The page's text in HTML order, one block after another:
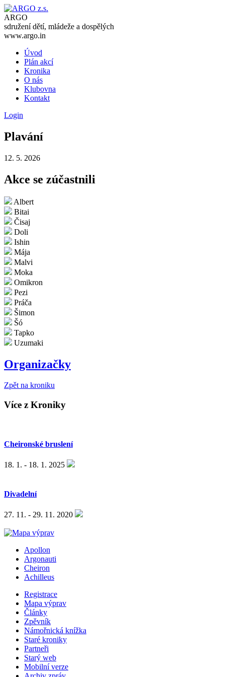
ARGO
sdružení dětí, mládeže a dospělých
www.argo.in
Úvod
Plán akcí
Kronika
O nás
Klubovna
Kontakt
Login
Plavání
12. 5. 2026
Akce se zúčastnili
Albert
Bitai
Čisaj
Doli
Ishin
Mája
Malvi
Moka
Omikron
Pezi
Práča
Šimon
Šó
Tapko
Uzumaki
Organizačky
Zpět na kroniku
Více z Kroniky
Cheironské bruslení
18. 1. - 18. 1. 2025
Divadelní
27. 11. - 29. 11. 2020
Apollon
Argonauti
Cheiron
Achilleus
Registrace
Mapa výprav
Články
Zpěvník
Námořnická knížka
Staré kroniky
Partneři
Starý web
Mobilní verze